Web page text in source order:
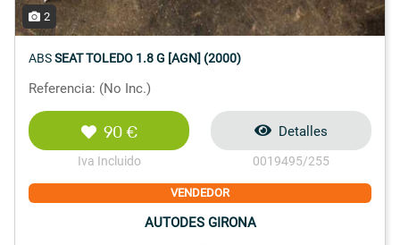
2
ABSSEAT TOLEDO 1.8 G [AGN] (2000)
Referencia: (No Inc.)
90 €
Iva Incluido
Detalles
0019495/255
VENDEDOR
AUTODES GIRONA